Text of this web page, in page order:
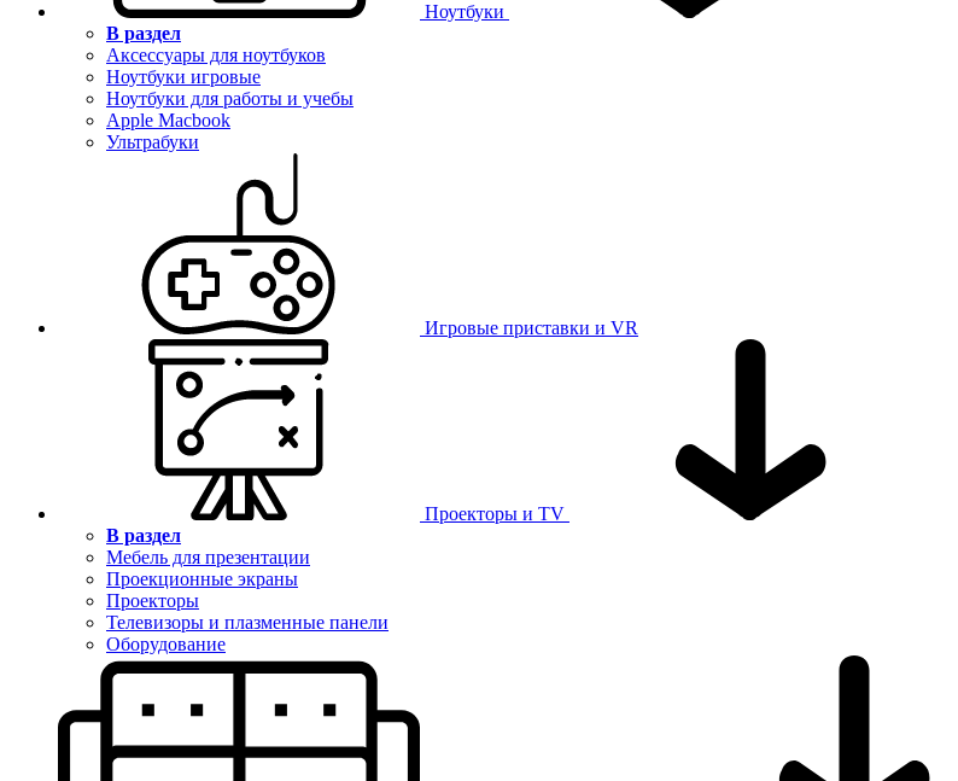
Ноутбуки
В раздел
Аксессуары для ноутбуков
Ноутбуки игровые
Ноутбуки для работы и учебы
Apple Macbook
Ультрабуки
Игровые приставки и VR
Проекторы и TV
В раздел
Мебель для презентации
Проекционные экраны
Проекторы
Телевизоры и плазменные панели
Оборудование